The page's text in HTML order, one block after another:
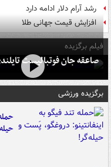
رشد آرام دلار ادامه دارد
افزایش قیمت جهانی طلا
فیلم برگزیده
صاعقه جان فوتبالیست
برگزیده ورزشی